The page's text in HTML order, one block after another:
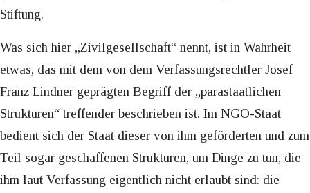
Stiftung.
Was sich hier „Zivilgesellschaft“ nennt, ist in Wahrheit
etwas, das mit dem von dem Verfassungsrechtler Josef
Franz Lindner geprägten Begriff der „parastaatlichen
Strukturen“ treffender beschrieben ist. Im NGO-Staat
bedient sich der Staat dieser von ihm geförderten und zum
Teil sogar geschaffenen Strukturen, um Dinge zu tun, die
ihm laut Verfassung eigentlich nicht erlaubt sind: die